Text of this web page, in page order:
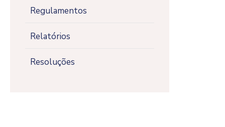
Regulamentos
Relatórios
Resoluções